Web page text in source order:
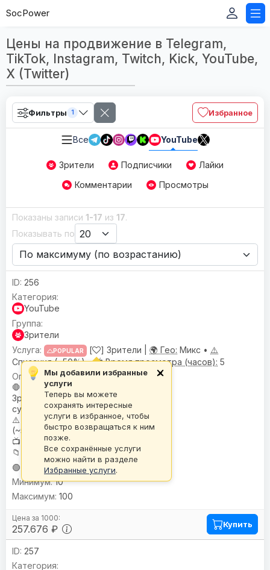
SocPower
Цены на продвижение в Telegram,
TikTok, Instagram, Twitch, Kick, YouTube,
X (Twitter)
Фильтры 1 Избранное
Все YouTube
Зрители Подписчики
Лайки
Комментарии
Просмотры
Показаны записи 1-17 из 17.
Показывать по
256
YouTube
Зрители
POPULAR [ ] Зрители | 🌍 Гео: Микс • ⚠️
Списания (~50%) •📺 Время просмотра (часов): 5
🌍География: Микс
🛑
Условия или ограничения
Зрители с разных сервисов не
суммируются.
⚠️
Предупреждениe: Списания
(~50%)
📺
Время просмотра (часов)
📁
: N-BASE
🟢 Стабильный
257.676 ₽
10
100
Купить
257
Мы добавили избранные
услуги
Теперь вы можете
сохранять интересные
услуги в избранное, чтобы
быстро возвращаться к ним
позже.
Все сохранённые услуги
можно найти в разделе
Избранные услуги.
×